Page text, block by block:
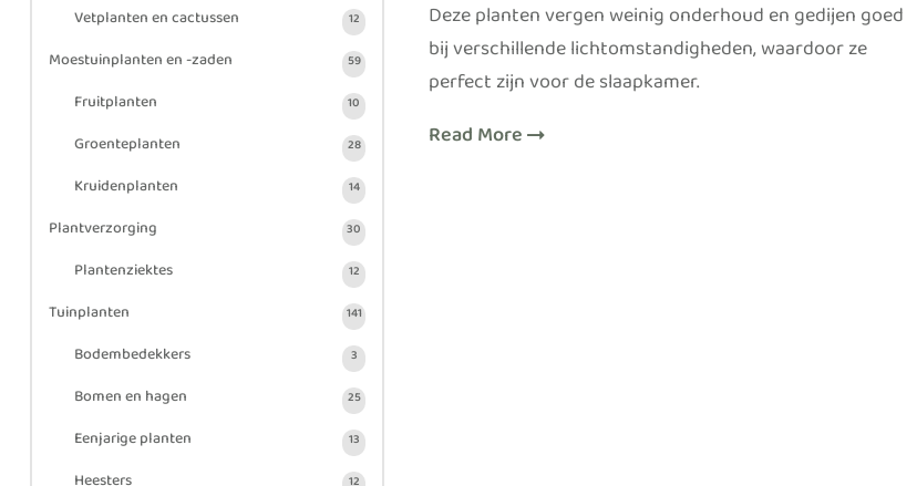
Deze planten vergen weinig onderhoud en gedijen goed
bij verschillende lichtomstandigheden, waardoor ze
perfect zijn voor de slaapkamer.
Read More
Vetplanten en cactussen 12
Moestuinplanten en -zaden 59
Fruitplanten 10
Groenteplanten 28
Kruidenplanten 14
Plantverzorging 30
Plantenziektes 12
Tuinplanten 141
Bodembedekkers 3
Bomen en hagen 25
Eenjarige planten 13